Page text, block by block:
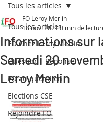
Tous les articles
FO Chez Leroy Merlin
Question - Réponse
FO au quotidien
Elections CSE
Rejoindre FO
Tous les articles
Informations sur
Samedi 20
Leroy Merlin
FO Leroy Merlin
18 nov. 20210 min de